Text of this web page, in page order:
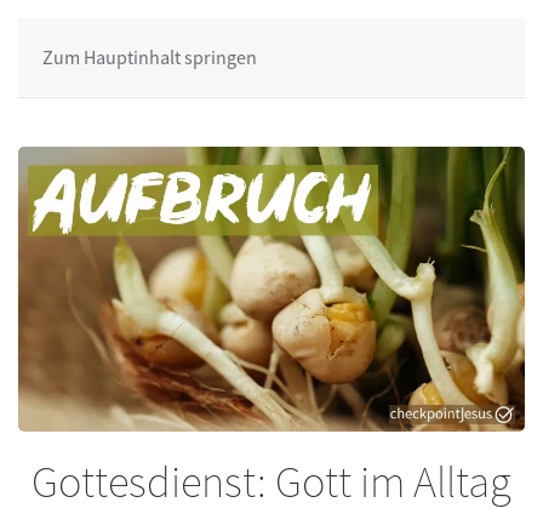
Zum Hauptinhalt springen
Gottesdienst: Gott im Alltag